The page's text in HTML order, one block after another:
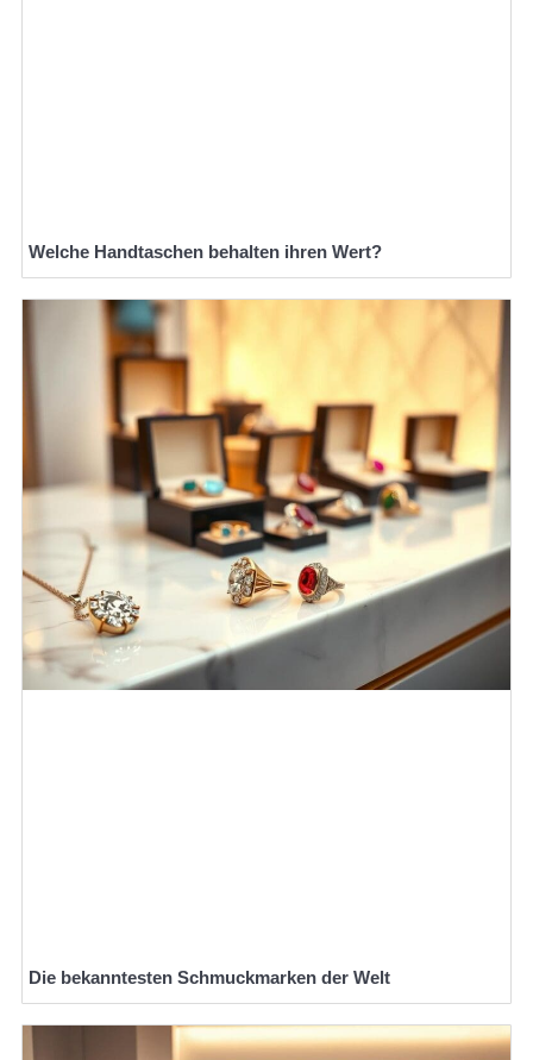
Welche Handtaschen behalten ihren Wert?
Die bekanntesten Schmuckmarken der Welt